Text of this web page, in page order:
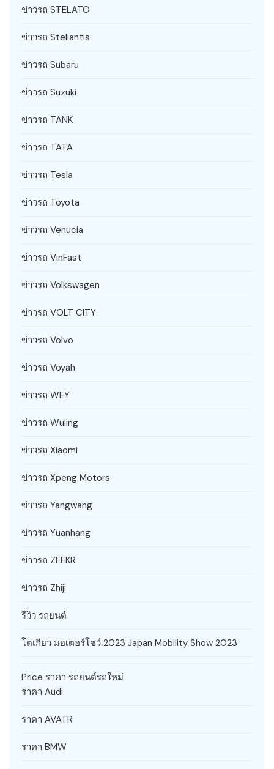
ข่าวรถ STELATO
ข่าวรถ Stellantis
ข่าวรถ Subaru
ข่าวรถ Suzuki
ข่าวรถ TANK
ข่าวรถ TATA
ข่าวรถ Tesla
ข่าวรถ Toyota
ข่าวรถ Venucia
ข่าวรถ VinFast
ข่าวรถ Volkswagen
ข่าวรถ VOLT CITY
ข่าวรถ Volvo
ข่าวรถ Voyah
ข่าวรถ WEY
ข่าวรถ Wuling
ข่าวรถ Xiaomi
ข่าวรถ Xpeng Motors
ข่าวรถ Yangwang
ข่าวรถ Yuanhang
ข่าวรถ ZEEKR
ข่าวรถ Zhiji
รีวิว รถยนต์
โตเกียว มอเตอร์โชว์ 2023 Japan Mobility Show 2023
Price ราคา รถยนต์รถใหม่
ราคา Audi
ราคา AVATR
ราคา BMW